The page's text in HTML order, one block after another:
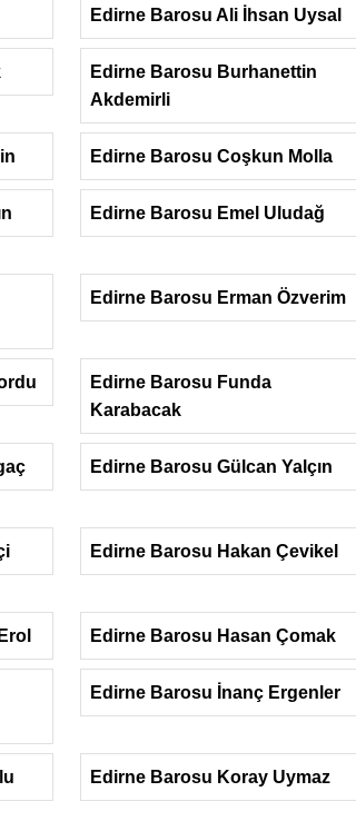
Edirne Barosu Ali İhsan Uysal
Edirne Barosu Burhanettin
Akdemirli
Edirne Barosu Coşkun Molla
Edirne Barosu Emel Uludağ
Edirne Barosu Erman Özverim
Edirne Barosu Funda
Karabacak
Edirne Barosu Gülcan Yalçın
Edirne Barosu Hakan Çevikel
Edirne Barosu Hasan Çomak
Edirne Barosu İnanç Ergenler
Edirne Barosu Koray Uymaz